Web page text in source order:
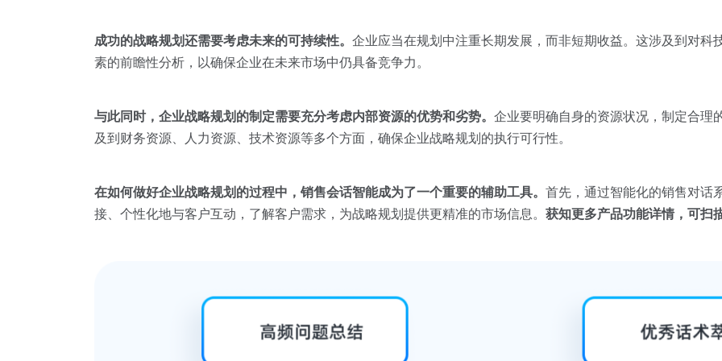
成功的战略规划还需要考虑未来的可持续性。 企业应当在规划中注重长期发展，而非短期收益。这涉及到对科
素的前瞻性分析，以确保企业在未来市场中仍具备竞争力。
与此同时，企业战略规划的制定需要充分考虑内部资源的优势和劣势。 企业要明确自身的资源状况，制定合理
及到财务资源、人力资源、技术资源等多个方面，确保企业战略规划的执行可行性。
在如何做好企业战略规划的过程中，销售会话智能成为了一个重要的辅助工具。 首先，通过智能化的销售对话
接、个性化地与客户互动，了解客户需求，为战略规划提供更精准的市场信息。 获知更多产品功能详情，可扫